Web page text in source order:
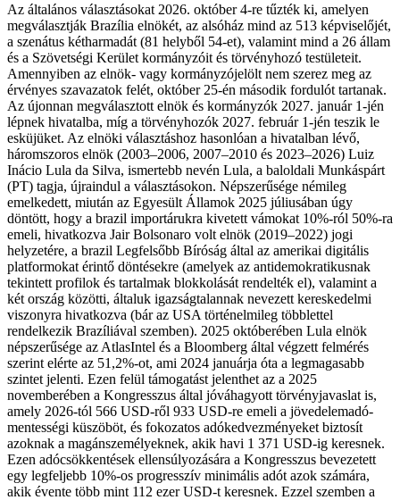
Az általános választásokat 2026. október 4-re tűzték ki, amelyen
megválasztják Brazília elnökét, az alsóház mind az 513 képviselőjét,
a szenátus kétharmadát (81 helyből 54-et), valamint mind a 26 állam
és a Szövetségi Kerület kormányzóit és törvényhozó testületeit.
Amennyiben az elnök- vagy kormányzójelölt nem szerez meg az
érvényes szavazatok felét, október 25-én második fordulót tartanak.
Az újonnan megválasztott elnök és kormányzók 2027. január 1-jén
lépnek hivatalba, míg a törvényhozók 2027. február 1-jén teszik le
esküjüket. Az elnöki választáshoz hasonlóan a hivatalban lévő,
háromszoros elnök (2003–2006, 2007–2010 és 2023–2026) Luiz
Inácio Lula da Silva, ismertebb nevén Lula, a baloldali Munkáspárt
(PT) tagja, újraindul a választásokon. Népszerűsége némileg
emelkedett, miután az Egyesült Államok 2025 júliusában úgy
döntött, hogy a brazil importárukra kivetett vámokat 10%-ról 50%-ra
emeli, hivatkozva Jair Bolsonaro volt elnök (2019–2022) jogi
helyzetére, a brazil Legfelsőbb Bíróság által az amerikai digitális
platformokat érintő döntésekre (amelyek az antidemokratikusnak
tekintett profilok és tartalmak blokkolását rendelték el), valamint a
két ország közötti, általuk igazságtalannak nevezett kereskedelmi
viszonyra hivatkozva (bár az USA történelmileg többlettel
rendelkezik Brazíliával szemben). 2025 októberében Lula elnök
népszerűsége az AtlasIntel és a Bloomberg által végzett felmérés
szerint elérte az 51,2%-ot, ami 2024 januárja óta a legmagasabb
szintet jelenti. Ezen felül támogatást jelenthet az a 2025
novemberében a Kongresszus által jóváhagyott törvényjavaslat is,
amely 2026-tól 566 USD-ről 933 USD-re emeli a jövedelemadó-
mentességi küszöböt, és fokozatos adókedvezményeket biztosít
azoknak a magánszemélyeknek, akik havi 1 371 USD-ig keresnek.
Ezen adócsökkentések ellensúlyozására a Kongresszus bevezetett
egy legfeljebb 10%-os progresszív minimális adót azok számára,
akik évente több mint 112 ezer USD-t keresnek. Ezzel szemben a